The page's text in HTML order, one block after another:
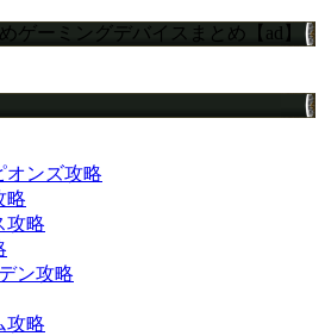
ゲーミングデバイスまとめ【ad】
オンズ攻略
略
攻略
ン攻略
攻略